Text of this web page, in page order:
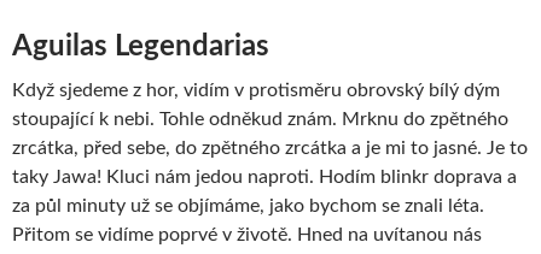
Aguilas Legendarias
Když sjedeme z hor, vidím v protisměru obrovský bílý dým
stoupající k nebi. Tohle odněkud znám. Mrknu do zpětného
zrcátka, před sebe, do zpětného zrcátka a je mi to jasné. Je to
taky Jawa! Kluci nám jedou naproti. Hodím blinkr doprava a
za půl minuty už se objímáme, jako bychom se znali léta.
Přitom se vidíme poprvé v životě. Hned na uvítanou nás